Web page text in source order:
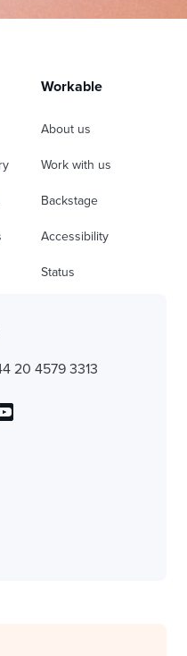
Workable
About us
Work with us
Backstage
Accessibility
Status
20 4579 3313